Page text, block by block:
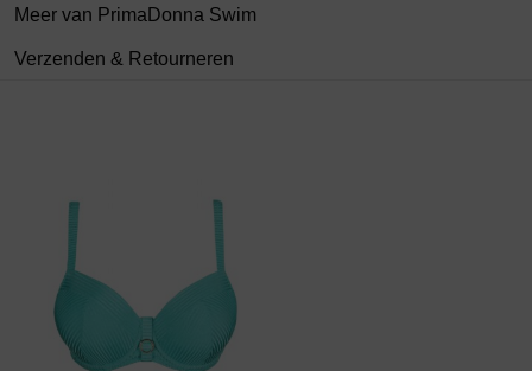
Meer van PrimaDonna Swim
Verzenden & Retourneren